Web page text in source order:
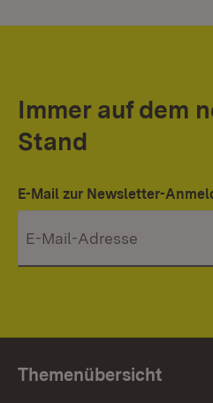
Immer auf dem
Stand
E-Mail zur Newsletter-
Themenübersicht